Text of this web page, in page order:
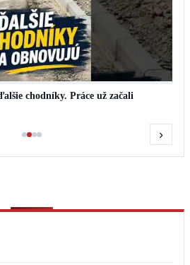
chodníky. Práce už začali
›